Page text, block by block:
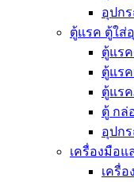
อุปก
ตู้แรค ตู้ใส่
ตู้แร
ตู้แรค
ตู้แร
ตู้ กล่
อุปก
เครื่องมือแ
เครื่